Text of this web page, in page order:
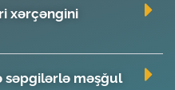
xərçəngini
səpgilərlə məşğul